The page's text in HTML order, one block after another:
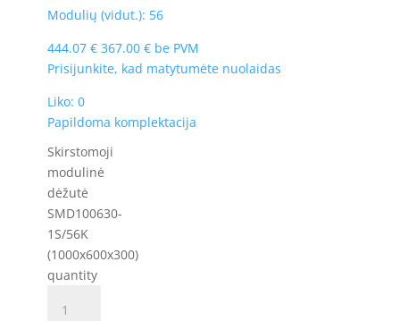
Modulių (vidut.): 56
444.07 € 367.00 € be PVM
Prisijunkite, kad matytumėte nuolaidas
Liko: 0
Papildoma komplektacija
Skirstomoji
modulinė
dėžutė
SMD100630-
1S/56K
(1000x600x300)
quantity